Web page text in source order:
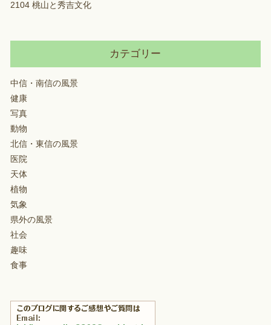
2104 桃山と秀吉文化
カテゴリー
中信・南信の風景
健康
写真
動物
北信・東信の風景
医院
天体
植物
気象
県外の風景
社会
趣味
食事